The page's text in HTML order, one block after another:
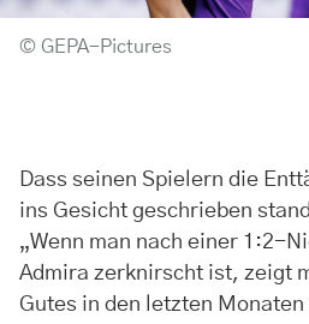
© GEPA-Pictures
Dass seinen Spielern die
ins Gesicht geschrieben
„Wenn man nach einer 1:2-
Admira zerknirscht ist, zeigt
Gutes in den letzten